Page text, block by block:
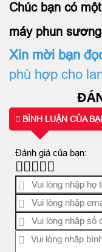
Chúc bạn có
máy phun
Xin mời bạn
phù hợp cho
BÌNH LUẬN CỦA
Đánh giá của bạn: